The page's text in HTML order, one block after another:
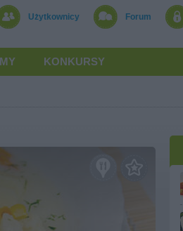
Użytkownicy Forum
KONKURSY